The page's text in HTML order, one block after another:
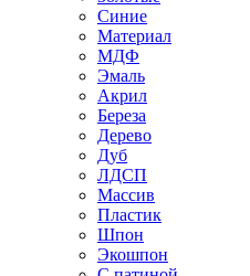
Синие
Материал
МДФ
Эмаль
Акрил
Береза
Дерево
Дуб
ЛДСП
Массив
Пластик
Шпон
Экошпон